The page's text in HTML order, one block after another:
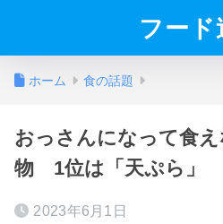
フード
ホーム 食の話題
おっさんになって食
物 1位は「天ぷら」
2023年6月1日